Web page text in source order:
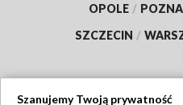
OPOLE /
SZCZECIN /
Szanujemy Twoją prywatność